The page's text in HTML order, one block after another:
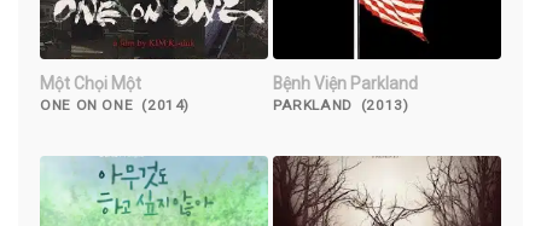
Một Chọi Một
ONE ON ONE (2014)
Bệnh Viện Parkland
PARKLAND (2013)